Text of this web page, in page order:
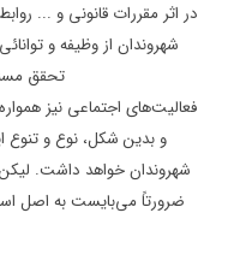
در اثر مقررات قانونی و ...
شهروندان از وظیفه و
تحقق
فعالیت‌های اجتماعی نیز
و بدین شکل، نوع و تنوع
شهروندان خواهد داشت.
ضرورتاً می‌بایست به اصل